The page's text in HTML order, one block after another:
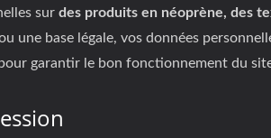
sur des produits en néoprène, des
une base légale, vos données
garantir le bon fonctionnement du